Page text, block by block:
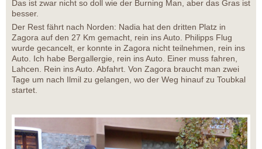
Das ist zwar nicht so doll wie der Burning Man, aber das Gras ist
besser.
Der Rest fährt nach Norden: Nadia hat den dritten Platz in
Zagora auf den 27 Km gemacht, rein ins Auto. Philipps Flug
wurde gecancelt, er konnte in Zagora nicht teilnehmen, rein ins
Auto. Ich habe Bergallergie, rein ins Auto. Einer muss fahren,
Lahcen. Rein ins Auto. Abfahrt. Von Zagora braucht man zwei
Tage um nach Ilmil zu gelangen, wo der Weg hinauf zu Toubkal
startet.